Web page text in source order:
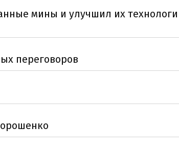
мины и улучшил их
переговоров